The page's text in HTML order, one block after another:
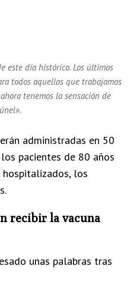
este día histórico. Los últimos
todos aquellos que trabajamos
tenemos la sensación de
administradas en 50
pacientes de 80 años
los
recibir la vacuna
unas palabras tras